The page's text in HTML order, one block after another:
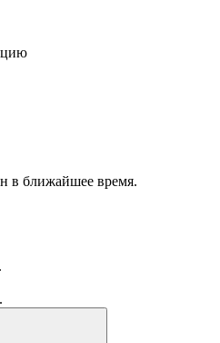
в ближайшее время.